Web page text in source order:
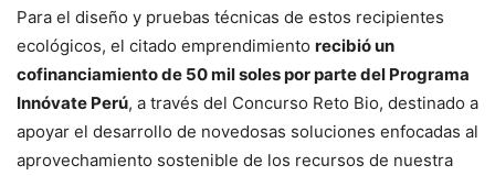
Para el diseño y pruebas técnicas de estos recipientes
ecológicos, el citado emprendimiento recibió un
cofinanciamiento de 50 mil soles por parte del Programa
Innóvate Perú, a través del Concurso Reto Bio, destinado a
apoyar el desarrollo de novedosas soluciones enfocadas al
aprovechamiento sostenible de los recursos de nuestra